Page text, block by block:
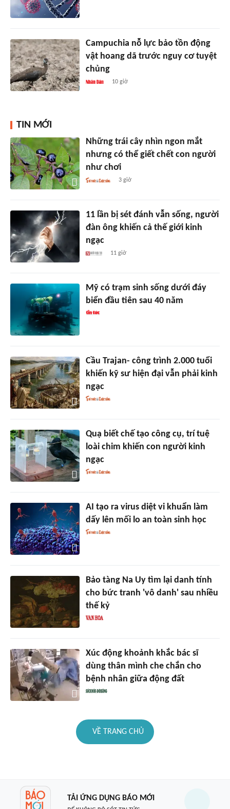
Campuchia nỗ lực bảo tồn động
vật hoang dã trước nguy cơ tuyệt
chủng
10 giờ
TIN MỚI
Những trái cây nhìn ngon mắt
nhưng có thể giết chết con người
như chơi
3 giờ
11 lần bị sét đánh vẫn sống, người
đàn ông khiến cả thế giới kinh
ngạc
11 giờ
Mỹ có trạm sinh sống dưới đáy
biển đầu tiên sau 40 năm
Cầu Trajan- công trình 2.000 tuổi
khiến kỹ sư hiện đại vẫn phải kinh
ngạc
Quạ biết chế tạo công cụ, trí tuệ
loài chim khiến con người kinh
ngạc
AI tạo ra virus diệt vi khuẩn làm
dấy lên mối lo an toàn sinh học
Bảo tàng Na Uy tìm lại danh tính
cho bức tranh 'vô danh' sau nhiều
thế kỷ
Xúc động khoảnh khắc bác sĩ
dùng thân mình che chắn cho
bệnh nhân giữa động đất
VỀ TRANG CHỦ
TẢI ỨNG DỤNG BÁO MỚI